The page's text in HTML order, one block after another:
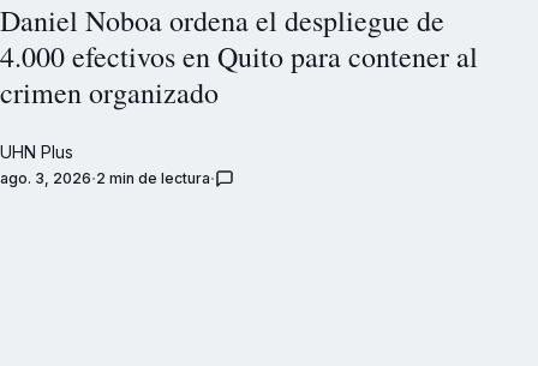
Daniel Noboa ordena el despliegue de
4.000 efectivos en Quito para contener al
crimen organizado
UHN Plus
ago. 3, 2026 2 min de lectura